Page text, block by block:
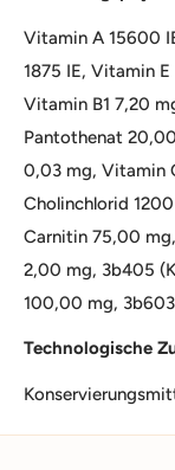
Vitamin A 15600
1875 IE, Vitamin
Vitamin B1 7,20
Pantothenat
0,03 mg, Vitamin
Cholinchlorid
Carnitin 75,00
2,00 mg, 3b405
100,00 mg,
Technologische